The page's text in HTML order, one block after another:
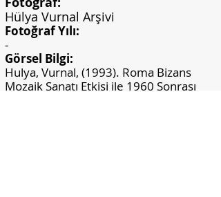
Hülya Vurnal Arşivi
Fotoğraf Yılı:
-
Görsel Bilgi:
Hulya, Vurnal, (1993). Roma Bizans
Mozaik Sanatı Etkisi ile 1960 Sonrası